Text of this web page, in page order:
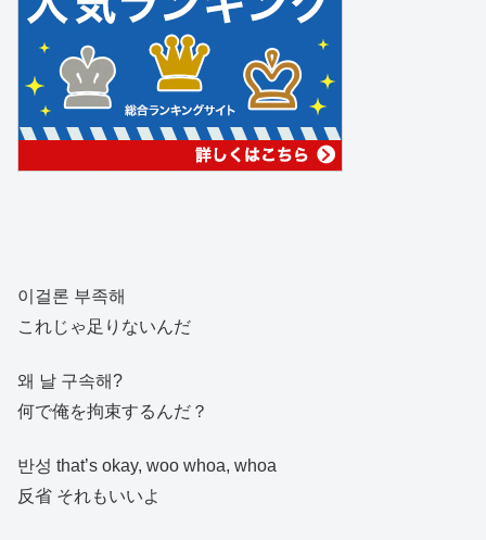
이걸론 부족해
これじゃ足りないんだ
왜 날 구속해?
何で俺を拘束するんだ？
반성 that’s okay, woo whoa, whoa
反省 それもいいよ